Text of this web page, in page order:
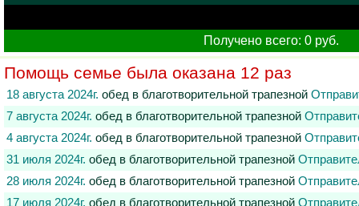
Получено всего: 0 руб.
Помощь семье была оказана 12 раз
18 августа 2024г. обед в благотворительной трапезной
7 августа 2024г. обед в благотворительной трапезной
4 августа 2024г. обед в благотворительной трапезной
31 июля 2024г. обед в благотворительной трапезной
28 июля 2024г. обед в благотворительной трапезной
17 июля 2024г. обед в благотворительной трапезной